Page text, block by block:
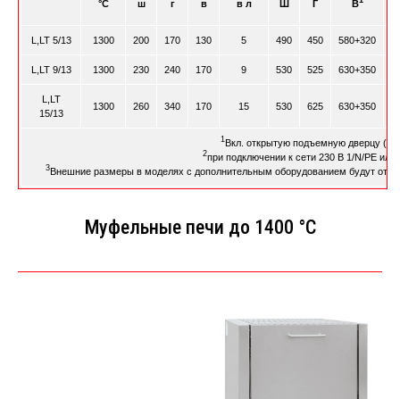
°C ш г в в л Ш Г В
L,LT 5/13 1300 200 170 130 5 490 450 580+320
L,LT 9/13 1300 230 240 170 9 530 525 630+350
L,LT
15/13
1300 260 340 170 15 530 625 630+350
1 Вкл. открытую подъемную дверцу
2при подключении к сети 230 В 1/N/PE или
3Внешние размеры в моделях с дополнительным оборудованием будут
Муфельные печи до 1400 °C